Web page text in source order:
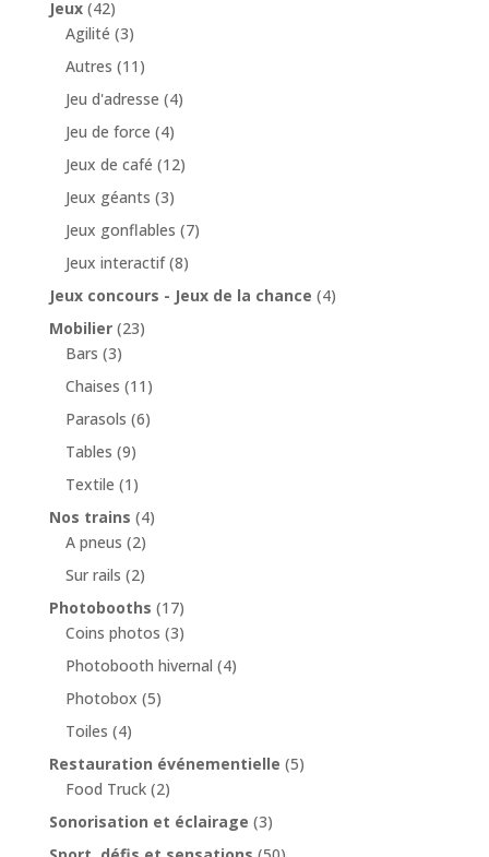
Jeux (42)
Agilité (3)
Autres (11)
Jeu d'adresse (4)
Jeu de force (4)
Jeux de café (12)
Jeux géants (3)
Jeux gonflables (7)
Jeux interactif (8)
Jeux concours - Jeux de la chance (4)
Mobilier (23)
Bars (3)
Chaises (11)
Parasols (6)
Tables (9)
Textile (1)
Nos trains (4)
A pneus (2)
Sur rails (2)
Photobooths (17)
Coins photos (3)
Photobooth hivernal (4)
Photobox (5)
Toiles (4)
Restauration événementielle (5)
Food Truck (2)
Sonorisation et éclairage (3)